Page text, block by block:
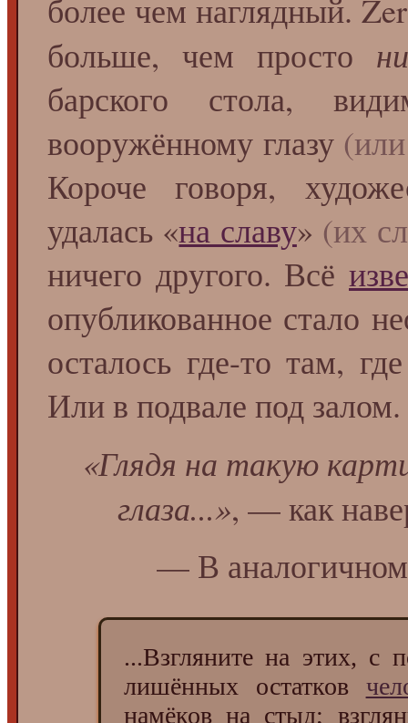
более чем наглядный.
больше, чем просто
барского стола,
вооружённому глазу
Короче говоря,
удалась «на славу» (их
ничего другого. Всё
опубликованное стало
осталось где-то там,
Или в подвале под
«Глядя на такую
глаза...», — как
— В аналогичном
...Взгляните на этих, с
лишённых остатков
намёков на стыд;